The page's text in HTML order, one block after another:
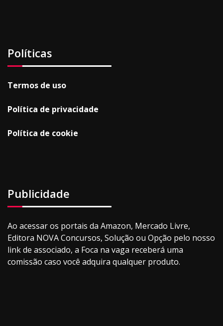
Políticas
Termos de uso
Política de privacidade
Política de cookie
Publicidade
Ao acessar os portais da Amazon, Mercado Livre,
Editora NOVA Concursos, Solução ou Opção pelo nosso
link de associado, a Foca na vaga receberá uma
comissão caso você adquira qualquer produto.